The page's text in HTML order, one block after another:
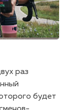
раз
будет